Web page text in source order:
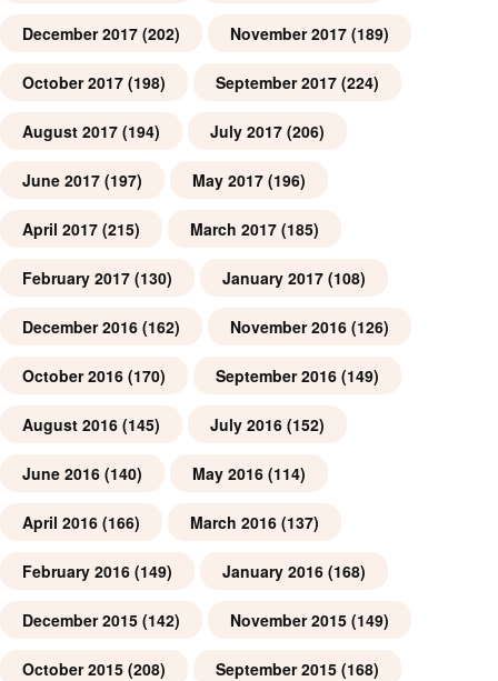
December 2017 (202) November 2017 (189)
October 2017 (198) September 2017 (224)
August 2017 (194) July 2017 (206)
June 2017 (197) May 2017 (196)
April 2017 (215) March 2017 (185)
February 2017 (130) January 2017 (108)
December 2016 (162) November 2016 (126)
October 2016 (170) September 2016 (149)
August 2016 (145) July 2016 (152)
June 2016 (140) May 2016 (114)
April 2016 (166) March 2016 (137)
February 2016 (149) January 2016 (168)
December 2015 (142) November 2015 (149)
October 2015 (208) September 2015 (168)